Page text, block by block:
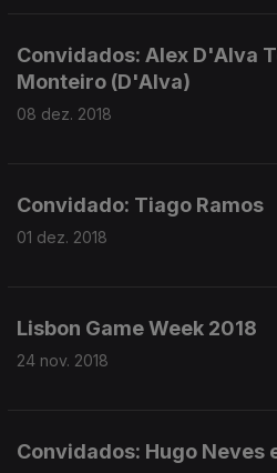
Convidados: Alex D'Alva
Monteiro (D'Alva)
08 dez. 2018
Convidado: Tiago Ramos
01 dez. 2018
Lisbon Game Week 2018
24 nov. 2018
Convidados: Hugo Neves